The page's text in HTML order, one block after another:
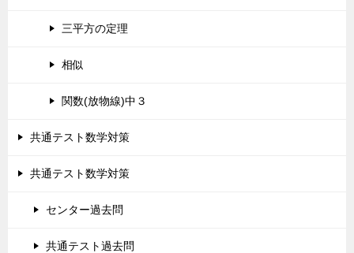
三平方の定理
相似
関数(放物線)中３
共通テスト数学対策
共通テスト数学対策
センター過去問
共通テスト過去問